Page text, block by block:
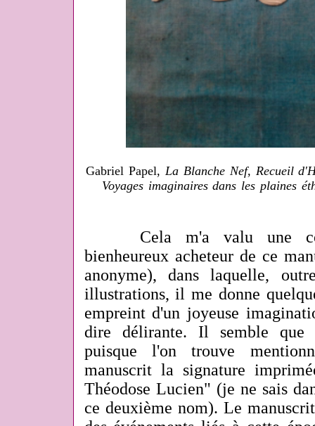
Gabriel Papel,La Blanche Nef, Recueil
Voyages imaginaires dans les plaines
Cela m'a valu une
bienheureux acheteur de ce
anonyme), dans laquelle,
illustrations, il me donne
empreint d'un joyeuse
dire délirante. Il semble que
puisque l'on trouve
manuscrit la signature
Théodose Lucien" (je ne sais
ce deuxième nom). Le